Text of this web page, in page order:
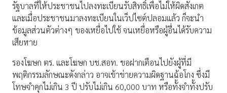
รัฐบาลที่ให้ประชาชนไปลงทะเบียนรับสิทธิ์เพื่อไม่ให้ผิดสังเกต
และเมื่อประชาชนมาลงทะเบียนในเว็ปไซต์ปลอมแล้ว ก็จะนำ
ข้อมูลส่วนตัวต่างๆ ของเหยื่อไปใช้ จนเหยื่อหรือผู้อื่นได้รับความ
เสียหาย
รองโฆษก ตร. และโฆษก บช.สอท. ขอฝากเตือนไปยังผู้ที่มี
พฤติกรรมลักษณะดังกล่าว อาจเข้าข่ายความผิดฐานฉ้อโกง ซึ่งมี
โทษจำคุกไม่เกิน 3 ปี ปรับไม่เกิน 60,000 บาท หรือทั้งจำทั้งปรับ